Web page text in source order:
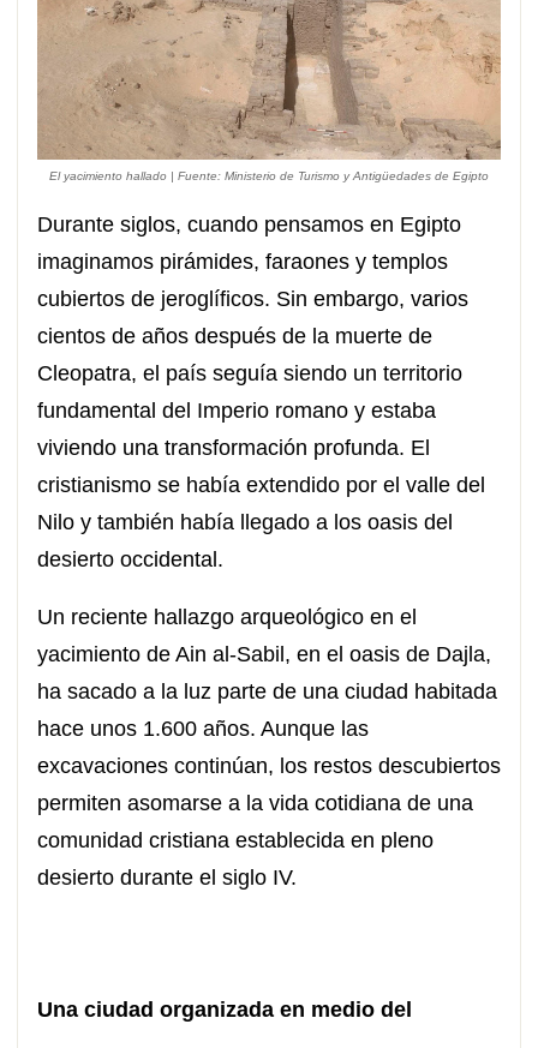
El yacimiento hallado | Fuente: Ministerio de Turismo y Antigüedades de Egipto
Durante siglos, cuando pensamos en Egipto
imaginamos pirámides, faraones y templos
cubiertos de jeroglíficos. Sin embargo, varios
cientos de años después de la muerte de
Cleopatra, el país seguía siendo un territorio
fundamental del Imperio romano y estaba
viviendo una transformación profunda. El
cristianismo se había extendido por el valle del
Nilo y también había llegado a los oasis del
desierto occidental.
Un reciente hallazgo arqueológico en el
yacimiento de Ain al-Sabil, en el oasis de Dajla,
ha sacado a la luz parte de una ciudad habitada
hace unos 1.600 años. Aunque las
excavaciones continúan, los restos descubiertos
permiten asomarse a la vida cotidiana de una
comunidad cristiana establecida en pleno
desierto durante el siglo IV.
Una ciudad organizada en medio del